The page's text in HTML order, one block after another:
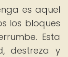
es aquel
los bloques
Esta
destreza y